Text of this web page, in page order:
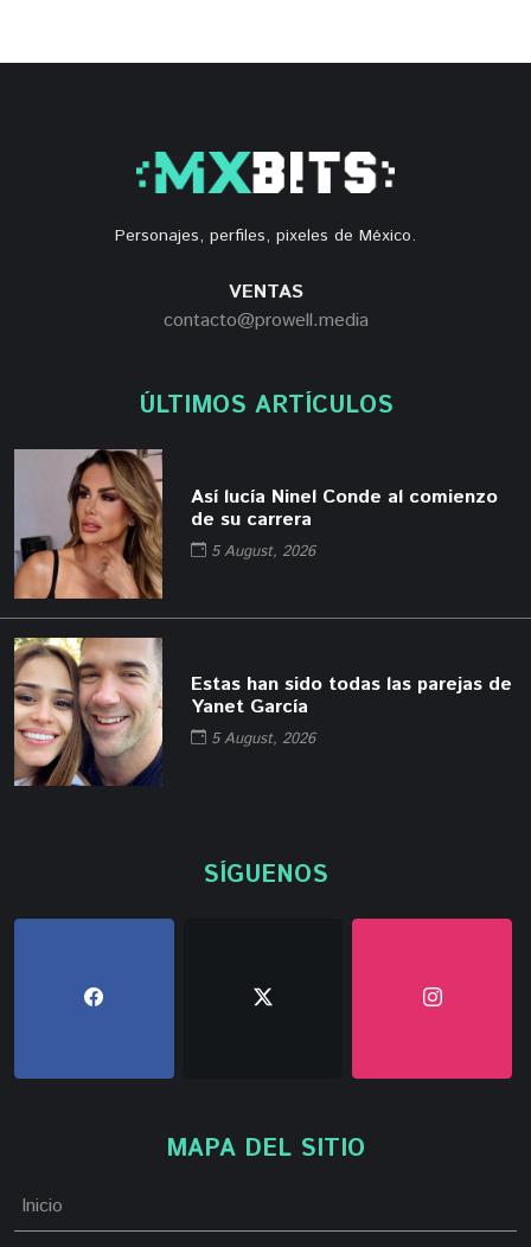
Personajes, perfiles, pixeles de México.
VENTAS
contacto@prowell.media
ÚLTIMOS ARTÍCULOS
Así lucía Ninel Conde al comienzo
de su carrera
5 August, 2026
Estas han sido todas las parejas de
Yanet García
5 August, 2026
SÍGUENOS
MAPA DEL SITIO
Inicio